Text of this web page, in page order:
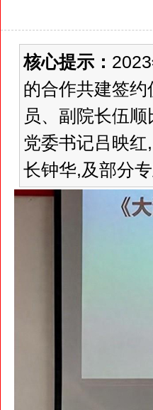
核心提示：
的合作共建签
员、副院长伍
党委书记吕映
长钟华,及部分